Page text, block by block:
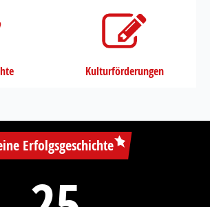
Kulturförderungen
Erfolgsgeschichte